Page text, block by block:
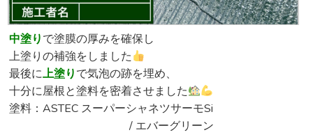
中塗りで塗膜の厚みを確保し
上塗りの補強をしました
最後に上塗りで気泡の跡を埋め、
十分に屋根と塗料を密着させました
塗料：ASTEC スーパーシャネツサーモSi
/ エバーグリーン